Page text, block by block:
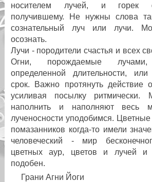
носителем лучей, и горек
получившему. Не нужны слова
сознательный луч или лучи.
осознать.
Лучи - породители счастья и всех
Огни, порождаемые
определенной длительности,
срок. Важно протянуть действие
усиливая посылку ритмически.
наполнить и наполняют весь
лученосности уподобимся.
помазанников когда-то имели
человеческий - мир
цветных аур, цветов и лучей и
подобен.
Грани Агни Йоги